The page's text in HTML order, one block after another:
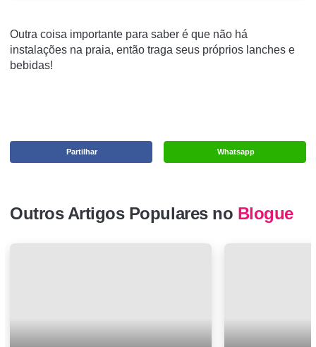
Outra coisa importante para saber é que não há
instalações na praia, então traga seus próprios lanches e
bebidas!
Whatsapp
Partilhar
Outros Artigos Populares no Blogue